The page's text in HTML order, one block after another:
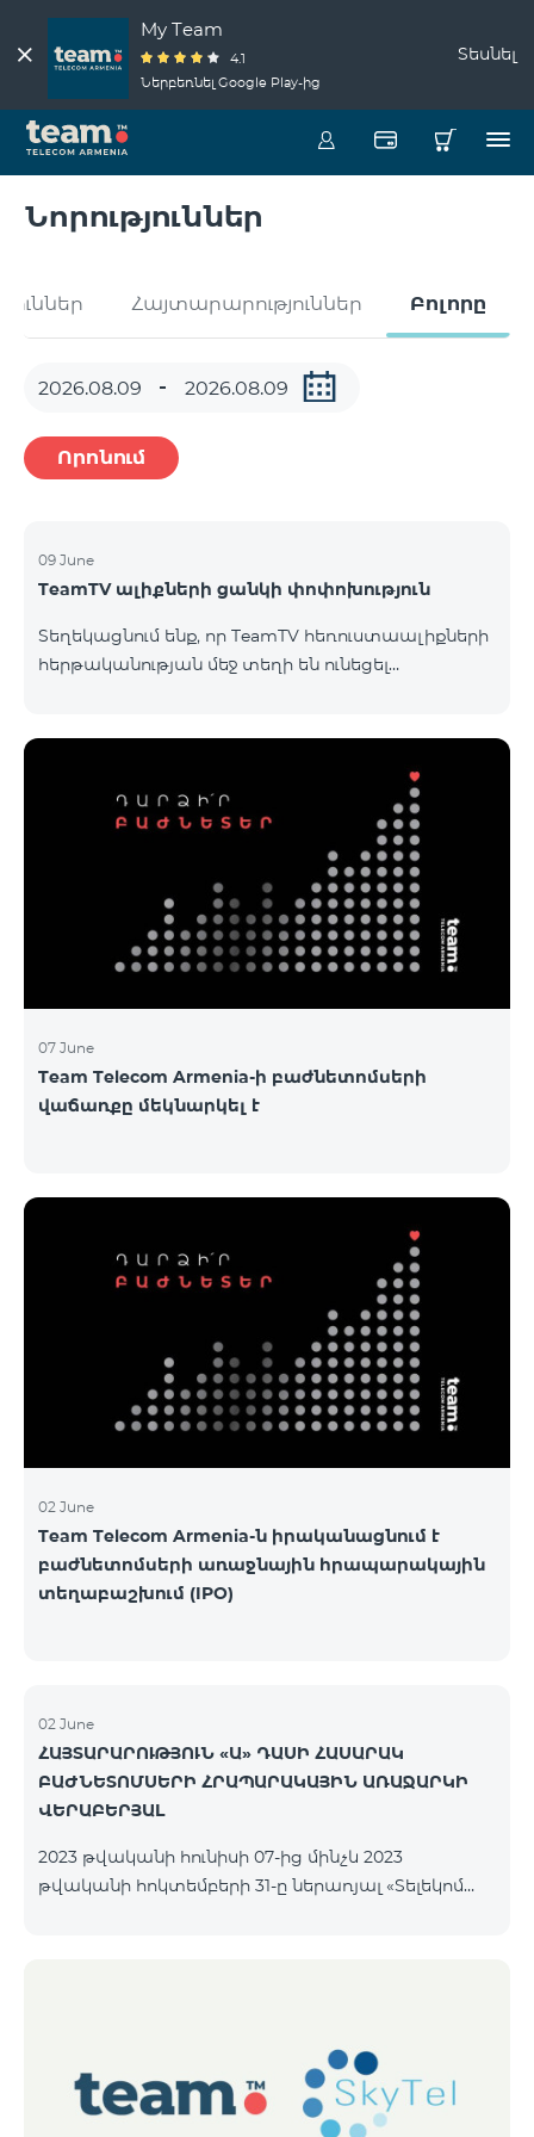
My Team
4.1
Ներբեռնել Google Play-ից
Տեսնել
Նորություններ
Հայտարարություններ Բոլորը
Որոնում
09 June
TeamTV ալիքների ցանկի փոփոխություն
Տեղեկացնում ենք, որ TeamTV հեռուստաալիքների
հերթականության մեջ տեղի են ունեցել
ծանոթանալ այստեղ: «Տեսալսողական մեդիայի
մասին» ՀՀ օրենք
07 June
Team Telecom Armenia-ի բաժնետոմսերի
վաճառքը մեկնարկել է
02 June
Team Telecom Armenia-ն իրականացնում է
բաժնետոմսերի առաջնային հրապարակային
տեղաբաշխում (IPO)
02 June
ՀԱՅՏԱՐԱՐՈՒԹՅՈՒՆ «Ա» ԴԱՍԻ ՀԱՍԱՐԱԿ
ԲԱԺՆԵՏՈՄՍԵՐԻ ՀՐԱՊԱՐԱԿԱՅԻՆ ԱՌԱՋԱՐԿԻ
ՎԵՐԱԲԵՐՅԱԼ
2023 թվականի հունիսի 07-ից մինչև 2023
թվականի հոկտեմբերի 31-ը ներառյալ «Տելեկոմ
«Ա» դասի հասարակ բաժնետոմսեր ՔԱՆԱԿԸ
40,000,000 հատ ՄԵԿ ԲԱԺՆԵՏՈՄՍԻ ԳԻՆԸ 206 ՀՀ
դրամ ՏԵՂԱԲԱՇԽՄԱՆ ԸՆԴՀԱՆՈՒՐ ԾԱՎԱԼԸ